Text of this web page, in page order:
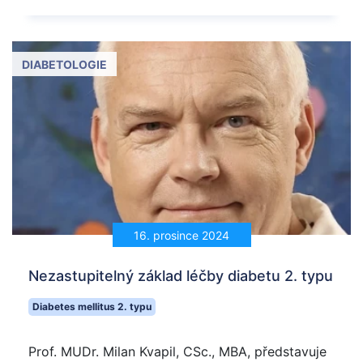
16. prosince 2024
DIABETOLOGIE
Nezastupitelný základ léčby diabetu 2. typu
Diabetes mellitus 2. typu
Prof. MUDr. Milan Kvapil, CSc., MBA, představuje